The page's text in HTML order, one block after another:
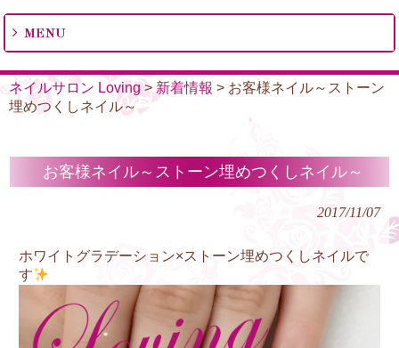
MENU
ネイルサロン Loving> 新着情報 > お客様ネイル～ストーン
埋めつくしネイル～
お客様ネイル～ストーン埋めつくしネイル～
2017/11/07
ホワイトグラデーション×ストーン埋めつくしネイルで
す